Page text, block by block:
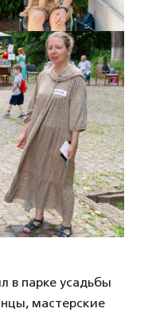
в парке усадьбы
мастерские